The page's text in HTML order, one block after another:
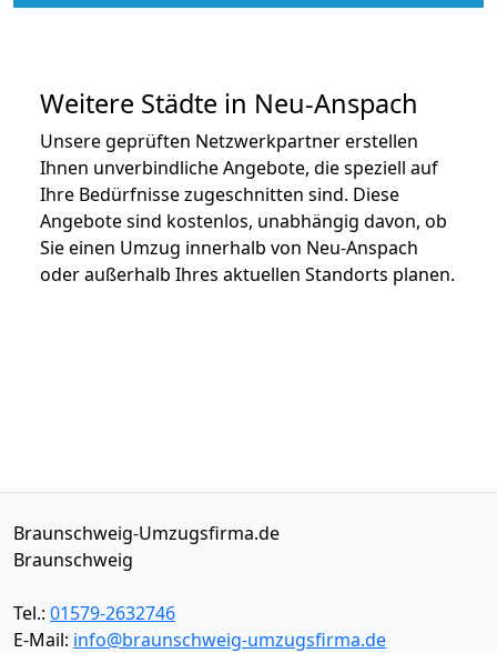
Weitere Städte in Neu-Anspach
Unsere geprüften Netzwerkpartner erstellen
Ihnen unverbindliche Angebote, die speziell auf
Ihre Bedürfnisse zugeschnitten sind. Diese
Angebote sind kostenlos, unabhängig davon, ob
Sie einen Umzug innerhalb von Neu-Anspach
oder außerhalb Ihres aktuellen Standorts planen.
Braunschweig-Umzugsfirma.de
Braunschweig
Tel.: 01579-2632746
E-Mail: info@braunschweig-umzugsfirma.de